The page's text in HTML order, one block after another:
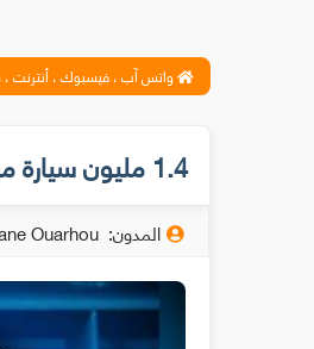
واتس آب ، فيسبوك ، أنترنت
1.4 مليون سيارة مهددة بالإختراق و التحكم فيها عن بعد!
المدون: Ouarhou